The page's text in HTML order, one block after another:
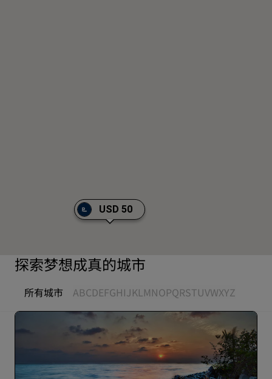
USD 50
探索梦想成真的城市
所有城市 ABCDEFGHIJKLMNOPQRSTUVWXYZ